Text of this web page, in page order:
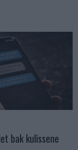
bak kulissene